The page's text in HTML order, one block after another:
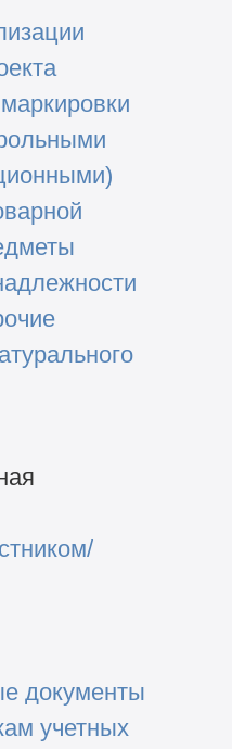
документы
учетных